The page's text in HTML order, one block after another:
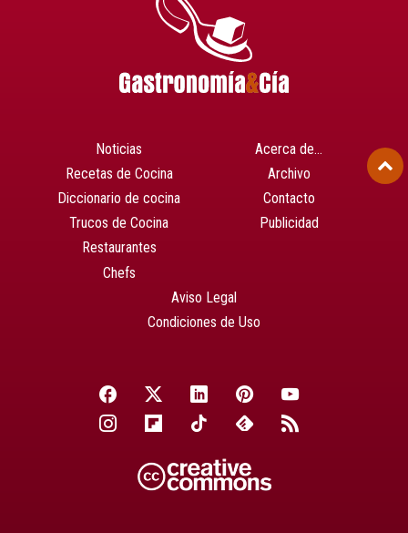
Noticias
Recetas de Cocina
Diccionario de cocina
Trucos de Cocina
Restaurantes
Chefs
Acerca de…
Archivo
Contacto
Publicidad
Aviso Legal
Condiciones de Uso